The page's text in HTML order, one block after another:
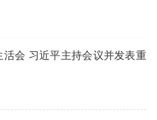
会 习近平主持会议并发表重